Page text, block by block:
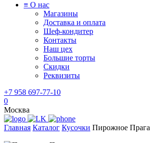
≡ О нас
Магазины
Доставка и оплата
Шеф-кондитер
Контакты
Наш цех
Большие торты
Скидки
Реквизиты
+7 958 697-77-10
0
Москва
Главная Каталог Кусочки Пирожное Прага